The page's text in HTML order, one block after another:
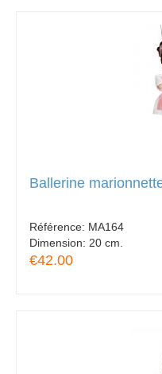
Ballerine
Référence: MA164
Dimension: 20 cm.
€42.00